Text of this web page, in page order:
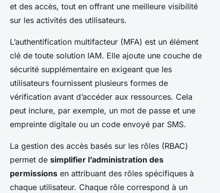
et des accès, tout en offrant une meilleure visibilité
sur les activités des utilisateurs.
L’authentification multifacteur (MFA) est un élément
clé de toute solution IAM. Elle ajoute une couche de
sécurité supplémentaire en exigeant que les
utilisateurs fournissent plusieurs formes de
vérification avant d’accéder aux ressources. Cela
peut inclure, par exemple, un mot de passe et une
empreinte digitale ou un code envoyé par SMS.
La gestion des accès basés sur les rôles (RBAC)
permet de simplifier l’administration des
permissions en attribuant des rôles spécifiques à
chaque utilisateur. Chaque rôle correspond à un